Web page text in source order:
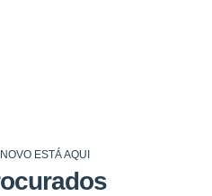
ESTÁ AQUI